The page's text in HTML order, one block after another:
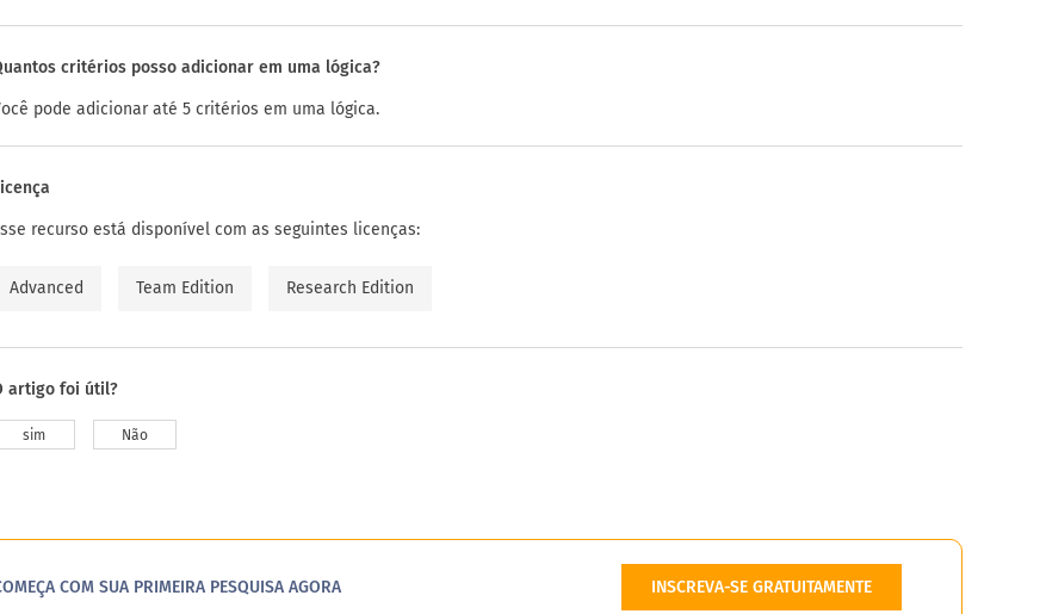
critérios posso adicionar em uma lógica?
pode adicionar até 5 critérios em uma lógica.
recurso está disponível com as seguintes licenças:
Advanced Team Edition Research Edition
artigo foi útil?
sim Não
COM SUA PRIMEIRA PESQUISA AGORA INSCREVA-SE GRATUITAMENTE